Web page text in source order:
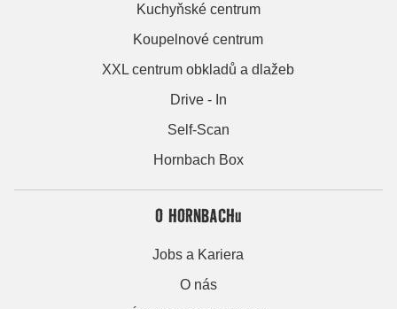
Kuchyňské centrum
Koupelnové centrum
XXL centrum obkladů a dlažeb
Drive - In
Self-Scan
Hornbach Box
O HORNBACHu
Jobs a Kariera
O nás